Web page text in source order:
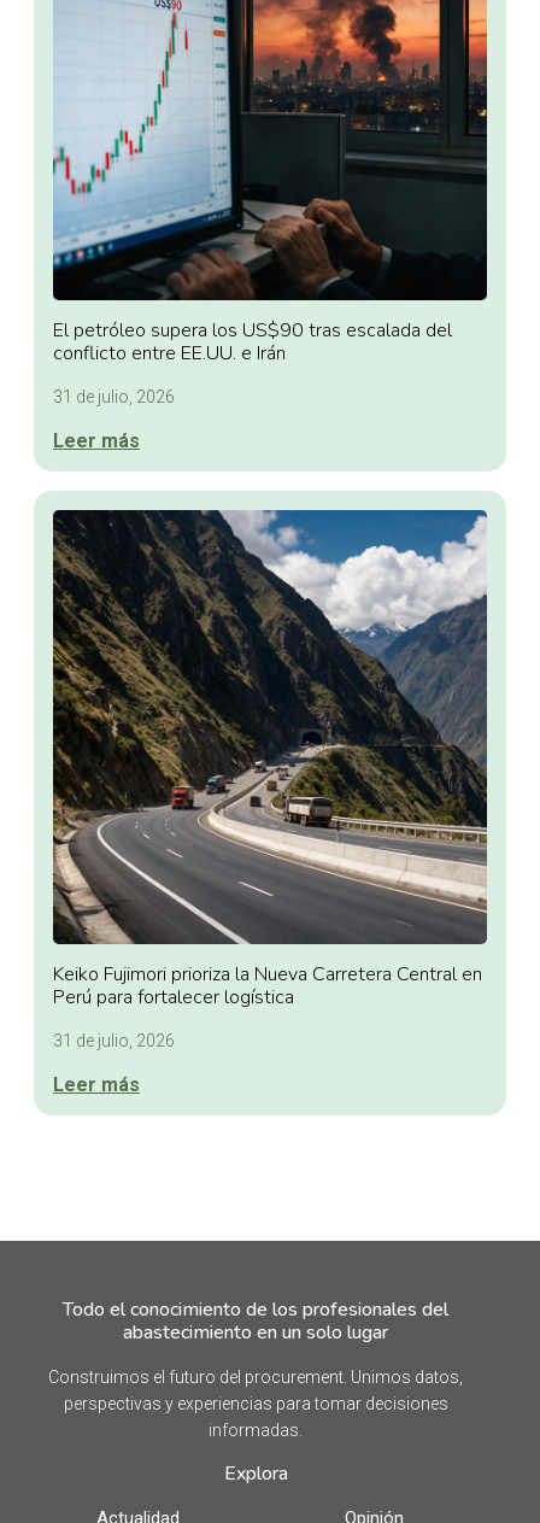
El petróleo supera los US$90 tras escalada del
conflicto entre EE.UU. e Irán
31 de julio, 2026
Leer más
Keiko Fujimori prioriza la Nueva Carretera Central en
Perú para fortalecer logística
31 de julio, 2026
Leer más
Todo el conocimiento de los profesionales del
abastecimiento en un solo lugar
Construimos el futuro del procurement. Unimos datos,
perspectivas y experiencias para tomar decisiones
informadas.
Explora
Actualidad Opinión